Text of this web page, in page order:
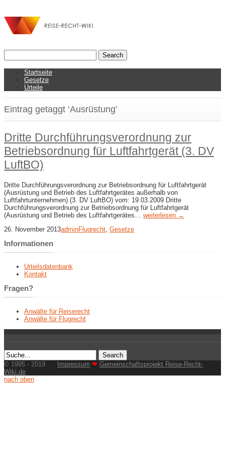
Startseite
Gesetze
Urteile
Eintrag getaggt ‘Ausrüstung’
Dritte Durchführungsverordnung zur
Betriebsordnung für Luftfahrtgerät (3. DV
LuftBO)
Dritte Durchführungsverordnung zur Betriebsordnung für Luftfahrtgerät
(Ausrüstung und Betrieb des Luftfahrtgerätes außerhalb von
Luftfahrtunternehmen) (3. DV LuftBO) vom: 19.03.2009 Dritte
Durchführungsverordnung zur Betriebsordnung für Luftfahrtgerät
(Ausrüstung und Betrieb des Luftfahrtgerätes… weiterlesen →
26. November 2013adminFlugrecht, Gesetze
Informationen
Urteilsdatenbank
Kontakt
Fragen?
Anwälte für Reiserecht
Anwälte für Flugrecht
© 1995 - 2019 Impressum ❤ Gemeinschaftsprojekt Reise-Recht-
Wiki.de
nach oben